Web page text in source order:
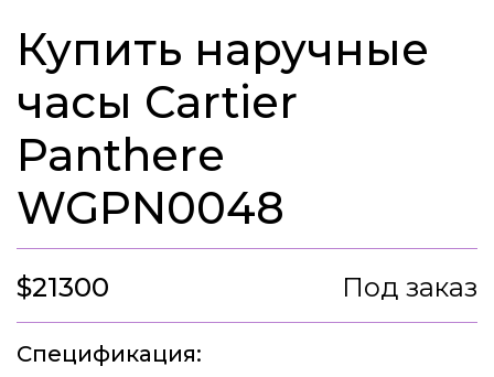
Купить наручные
часы Cartier
Panthere
WGPN0048
$21300 Под заказ
Спецификация: